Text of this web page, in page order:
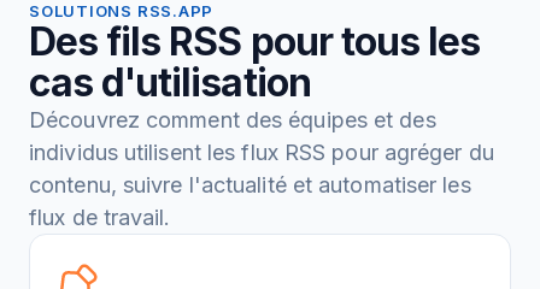
SOLUTIONS RSS.APP
Des fils RSS pour tous les
cas d'utilisation
Découvrez comment des équipes et des
individus utilisent les flux RSS pour agréger du
contenu, suivre l'actualité et automatiser les
flux de travail.